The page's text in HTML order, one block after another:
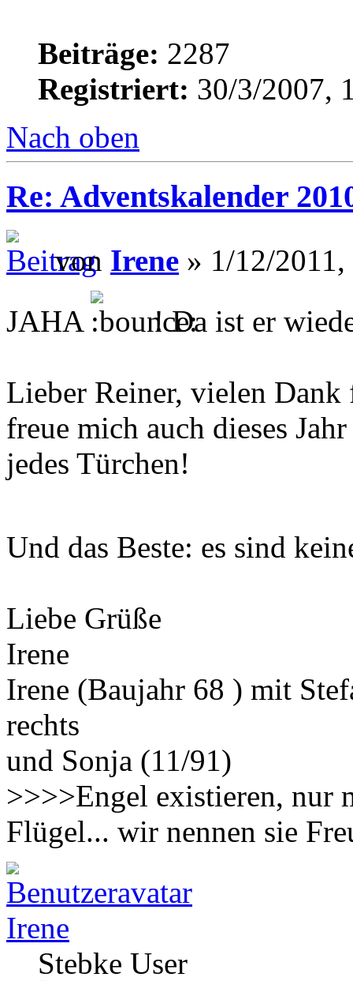
Beiträge: 2287
Registriert: 30/3/2007,
Nach oben
Re: Adventskalender
von Irene » 1/12/
JAHA
! Da ist er
Lieber Reiner, vielen
freue mich auch dieses
jedes Türchen!
Und das Beste: es sind
Liebe Grüße
Irene
Irene (Baujahr 68 ) mit
rechts
und Sonja (11/91)
>>>>Engel existieren, nur
Flügel... wir nennen sie
Irene
Stebke User